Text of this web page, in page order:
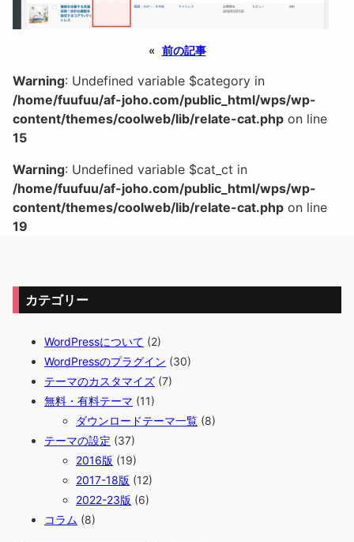
« 前の記事
Warning: Undefined variable $category in
/home/fuufuu/af-joho.com/public_html/wps/wp-
content/themes/coolweb/lib/relate-cat.php on line
15
Warning: Undefined variable $cat_ct in
/home/fuufuu/af-joho.com/public_html/wps/wp-
content/themes/coolweb/lib/relate-cat.php on line
19
カテゴリー
WordPressについて (2)
WordPressのプラグイン (30)
テーマのカスタマイズ (7)
無料・有料テーマ (11)
ダウンロードテーマ一覧 (8)
テーマの設定 (37)
2016版 (19)
2017-18版 (12)
2022-23版 (6)
コラム (8)